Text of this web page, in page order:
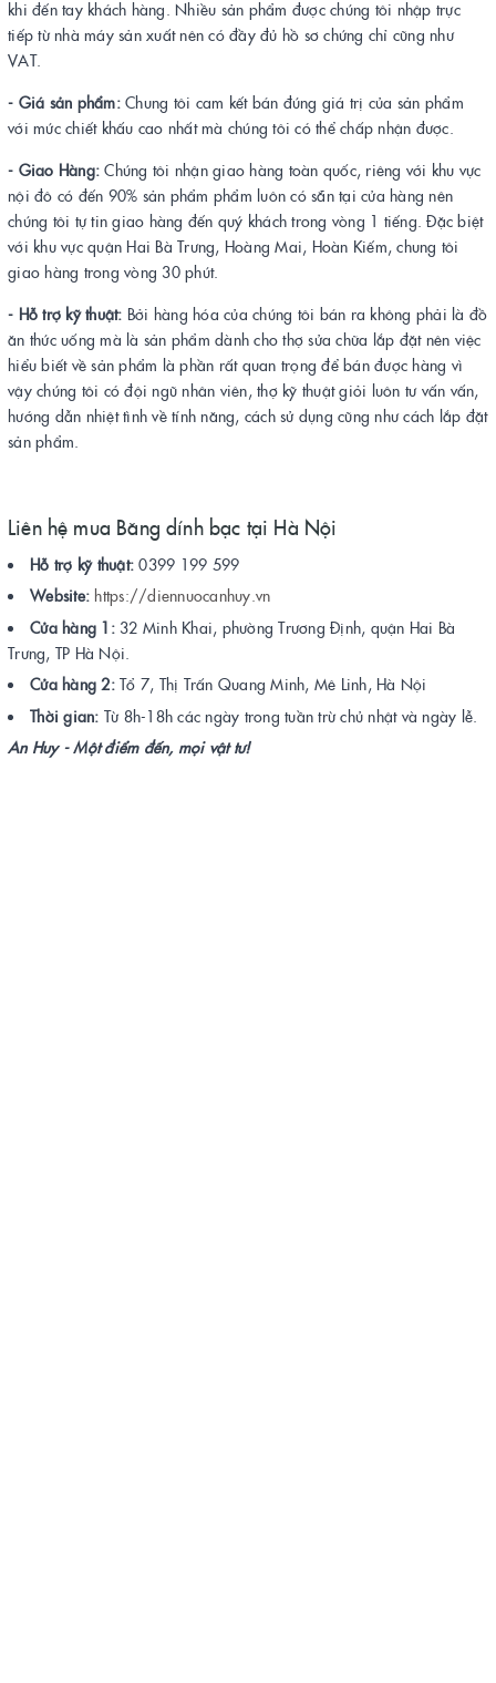
khi đến tay khách hàng. Nhiều sản phẩm được chúng tôi nhập trực
tiếp từ nhà máy sản xuất nên có đầy đủ hồ sơ chứng chỉ cũng như
VAT.
- Giá sản phẩm:Chung tôi cam kết bán đúng giá trị của sản phẩm
với mức chiết khấu cao nhất mà chúng tôi có thể chấp nhận được.
- Giao Hàng: Chúng tôi nhận giao hàng toàn quốc, riêng với khu vực
nội đô có đến 90% sản phẩm phẩm luôn có sẵn tại cửa hàng nên
chúng tôi tự tin giao hàng đến quý khách trong vòng 1 tiếng. Đặc biệt
với khu vực quận Hai Bà Trưng, Hoàng Mai, Hoàn Kiếm, chung tôi
giao hàng trong vòng 30 phút.
- Hỗ trợ kỹ thuật: Bởi hàng hóa của chúng tôi bán ra không phải là đồ
ăn thức uống mà là sản phẩm dành cho thợ sửa chữa lắp đặt nên việc
hiểu biết về sản phẩm là phần rất quan trọng để bán được hàng vì
vậy chúng tôi có đội ngũ nhân viên, thợ kỹ thuật giỏi luôn tư vấn vấn,
hướng dẫn nhiệt tình về tính năng, cách sử dụng cũng như cách lắp đặt
sản phẩm.
Liên hệ mua Băng dính bạc tại Hà Nội
Hỗ trợ kỹ thuật: 0399 199 599
Website: https://diennuocanhuy.vn
Cửa hàng 1: 32 Minh Khai, phường Trương Định, quận Hai Bà
Trưng, TP Hà Nội.
Cửa hàng 2: Tổ 7, Thị Trấn Quang Minh, Mê Linh, Hà Nội
Thời gian: Từ 8h-18h các ngày trong tuần trừ chủ nhật và ngày lễ.
An Huy - Một điểm đến, mọi vật tư!